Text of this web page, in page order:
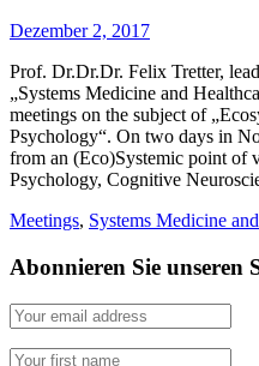
Dezember 2, 2017
Prof. Dr.Dr.Dr. Felix Tretter,
„Systems Medicine and
meetings on the subject of
Psychology“. On two days in
from an (Eco)Systemic point of
Psychology, Cognitive
Meetings, Systems Medicine
Abonnieren Sie unseren